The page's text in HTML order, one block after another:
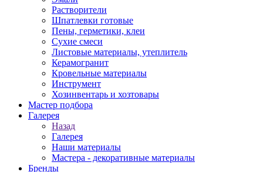
Растворители
Шпатлевки готовые
Пены, герметики, клеи
Сухие смеси
Листовые материалы, утеплитель
Керамогранит
Кровельные материалы
Инструмент
Хозинвентарь и хозтовары
Мастер подбора
Галерея
Назад
Галерея
Наши материалы
Мастера - декоративные материалы
Бренды